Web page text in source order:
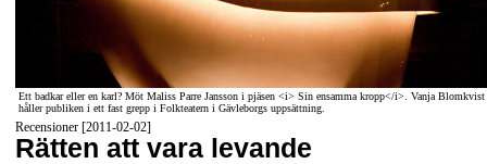
Ett badkar eller en karl? Möt Maliss Parre Jansson i pjäsen <i> Sin ensamma kropp</i>. Vanja Blomkvist
håller publiken i ett fast grepp i Folkteatern i Gävleborgs uppsättning.
Recensioner [2011-02-02]
Rätten att vara levande